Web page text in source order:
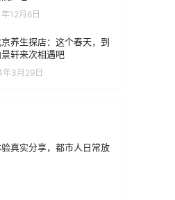
年12月6日
养生探店：这个春天，到
轩来次相遇吧
年3月29日
真实分享，都市人日常放